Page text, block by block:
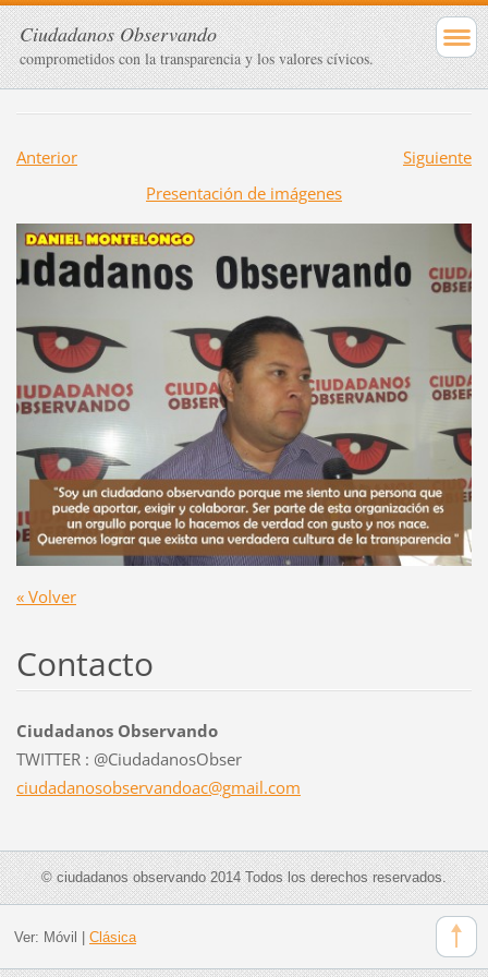
Ciudadanos Observando
comprometidos con la transparencia y los valores cívicos.
Anterior
Siguiente
Presentación de imágenes
« Volver
Contacto
Ciudadanos Observando
TWITTER : @CiudadanosObser
ciudadanosobservandoac@gmail.com
© ciudadanos observando 2014 Todos los derechos reservados.
Ver: Móvil Clásica